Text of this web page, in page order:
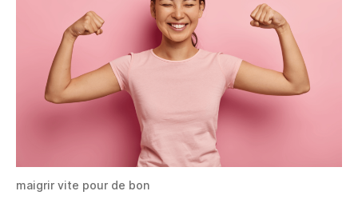
maigrir vite pour de bon